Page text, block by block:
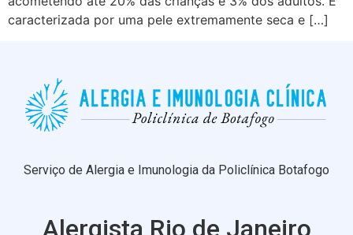
caracterizada por uma pele extremamente seca e […]
Serviço de Alergia e Imunologia da Policlínica Botafogo
Alergista Rio de Janeiro